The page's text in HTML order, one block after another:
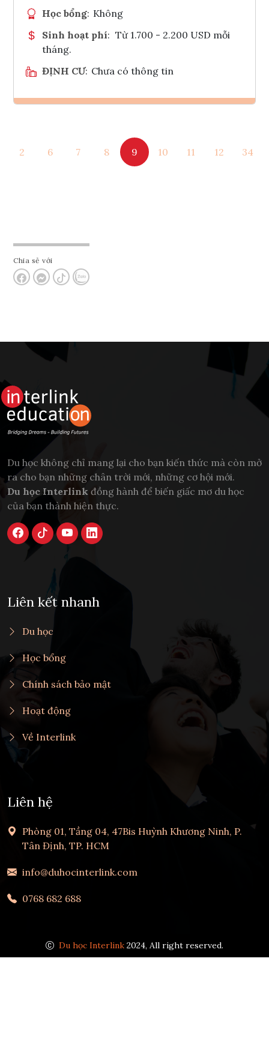
Học bổng: Không
Sinh hoạt phí: Từ 1.700 - 2.200 USD mỗi
tháng.
ĐỊNH CƯ: Chưa có thông tin
Tham vấn Interlink
2 6 7 8 9 10 11 12 34
Chia sẻ với
Du học không chỉ mang lại cho bạn kiến thức mà còn mở
ra cho bạn những chân trời mới, những cơ hội mới.
Du học Interlink đồng hành để biến giấc mơ du học
của bạn thành hiện thực.
Liên kết nhanh
Du học
Học bổng
Chính sách bảo mật
Hoạt động
Về Interlink
Liên hệ
Phòng 01, Tầng 04, 47Bis Huỳnh Khương Ninh, P.
Tân Định, TP. HCM
info@duhocinterlink.com
0768 682 688
Du học Interlink 2024, All right reserved.